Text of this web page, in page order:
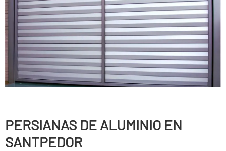
PERSIANAS DE ALUMINIO EN
SANTPEDOR